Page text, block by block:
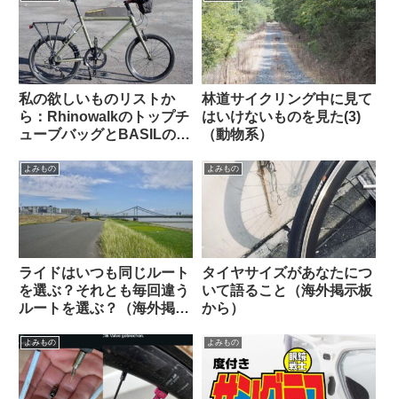
私の欲しいものリストか
ら：Rhinowalkのトップチ
ューブバッグとBASILのポ
ア
林道サイクリング中に見て
はいけないものを見た(3)
（動物系）
よみもの
ライドはいつも同じルート
を選ぶ？それとも毎回違う
ルートを選ぶ？（海外掲示
よみもの
タイヤサイズがあなたにつ
いて語ること（海外掲示板
から）
よみもの よみもの